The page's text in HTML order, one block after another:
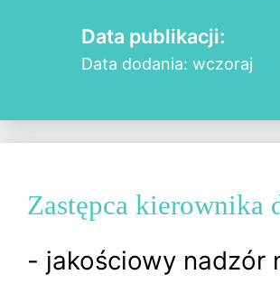
Data publikacji:
Data dodania: wczoraj
Zastępca
- jakościowy nadzór